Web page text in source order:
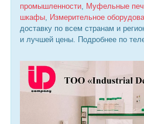
промышленности
Муфельные
шкафы
Измерительное
доставку по всем странам и
и лучшей цены. Подробнее по